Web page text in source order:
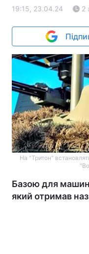
19:15, 23.04.24 2
На "Тритон"
Базою для
який отримав